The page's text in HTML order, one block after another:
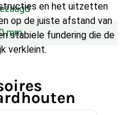
en het uitzetten
op de juiste afstand van
stabiele fundering die de
verkleint.
mm